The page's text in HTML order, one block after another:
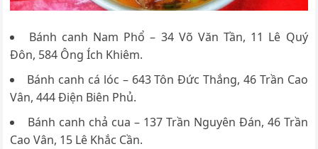
Bánh canh Nam Phổ – 34 Võ Văn Tần, 11 Lê Quý
Đôn, 584 Ông Ích Khiêm.
Bánh canh cá lóc – 643 Tôn Đức Thắng, 46 Trần Cao
Vân, 444 Điện Biên Phủ.
Bánh canh chả cua – 137 Trần Nguyên Đán, 46 Trần
Cao Vân, 15 Lê Khắc Cần.